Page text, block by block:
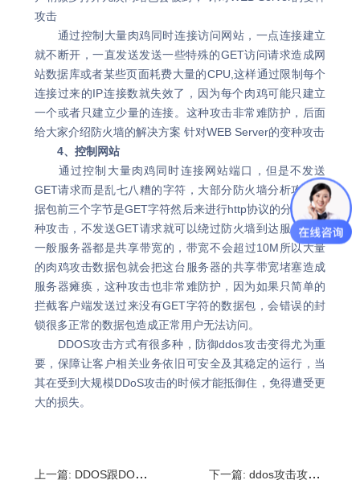
攻击
通过控制大量肉鸡同时连接访问网站，一点连接建立
就不断开，一直发送发送一些特殊的GET访问请求造成网
站数据库或者某些页面耗费大量的CPU,这样通过限制每个
连接过来的IP连接数就失效了，因为每个肉鸡可能只建立
一个或者只建立少量的连接。这种攻击非常难防护，后面
给大家介绍防火墙的解决方案 针对WEB Server的变种攻击
4、控制网站
通过控制大量肉鸡同时连接网站端口，但是不发送
GET请求而是乱七八糟的字符，大部分防火墙分析攻击数
据包前三个字节是GET字符然后来进行http协议的分析，这
种攻击，不发送GET请求就可以绕过防火墙到达服务器，
一般服务器都是共享带宽的，带宽不会超过10M所以大量
的肉鸡攻击数据包就会把这台服务器的共享带宽堵塞造成
服务器瘫痪，这种攻击也非常难防护，因为如果只简单的
拦截客户端发送过来没有GET字符的数据包，会错误的封
锁很多正常的数据包造成正常用户无法访问。
DDOS攻击方式有很多种，防御ddos攻击变得尤为重
要，保障让客户相关业务依旧可安全及其稳定的运行，当
其在受到大规模DDoS攻击的时候才能抵御住，免得遭受更
大的损失。
上一篇: DDOS跟DOS攻击有什么区别,DDOS是病毒吗 下一篇:ddos攻击攻击原理是什么,为什么要发起DDos攻击